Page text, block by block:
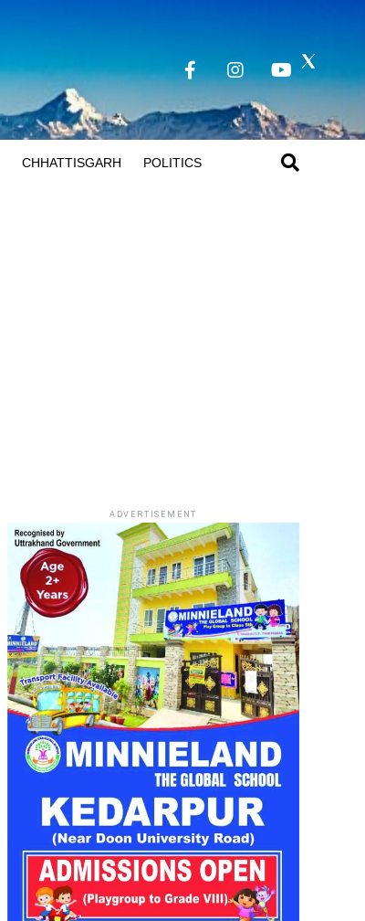
CHHATTISGARH POLITICS
ADVERTISEMENT